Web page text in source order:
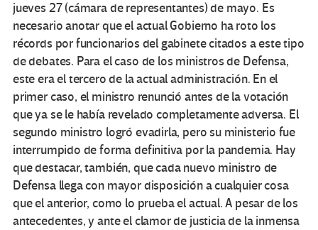
jueves 27 (cámara de representantes) de mayo. Es
necesario anotar que el actual Gobierno ha roto los
récords por funcionarios del gabinete citados a este tipo
de debates. Para el caso de los ministros de Defensa,
este era el tercero de la actual administración. En el
primer caso, el ministro renunció antes de la votación
que ya se le había revelado completamente adversa. El
segundo ministro logró evadirla, pero su ministerio fue
interrumpido de forma definitiva por la pandemia. Hay
que destacar, también, que cada nuevo ministro de
Defensa llega con mayor disposición a cualquier cosa
que el anterior, como lo prueba el actual. A pesar de los
antecedentes, y ante el clamor de justicia de la inmensa